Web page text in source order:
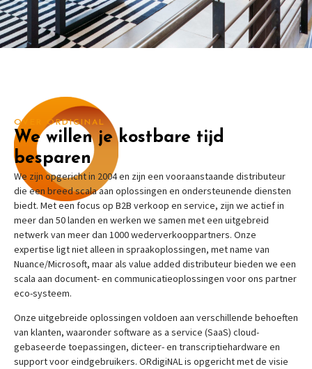
OVER ORDIGINAL
We willen je kostbare tijd
besparen
We zijn opgericht in 2004 en zijn een vooraanstaande distributeur
die een breed scala aan oplossingen en ondersteunende diensten
biedt. Met een focus op B2B verkoop en service, zijn we actief in
meer dan 50 landen en werken we samen met een uitgebreid
netwerk van meer dan 1000 wederverkooppartners. Onze
expertise ligt niet alleen in spraakoplossingen, met name van
Nuance/Microsoft, maar als value added distributeur bieden we een
scala aan document- en communicatieoplossingen voor ons partner
eco-systeem.
Onze uitgebreide oplossingen voldoen aan verschillende behoeften
van klanten, waaronder software as a service (SaaS) cloud-
gebaseerde toepassingen, dicteer- en transcriptiehardware en
support voor eindgebruikers. ORdigiNAL is opgericht met de visie